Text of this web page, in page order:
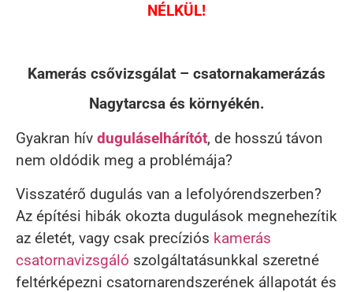
NÉLKÜL!
Kamerás csővizsgálat – csatornakamerázás
Nagytarcsa és környékén.
Gyakran hív duguláselhárítót, de hosszú távon
nem oldódik meg a problémája?
Visszatérő dugulás van a lefolyórendszerben?
Az építési hibák okozta dugulások megnehezítik
az életét, vagy csak precíziós kamerás
csatornavizsgáló szolgáltatásunkkal szeretné
feltérképezni csatornarendszerének állapotát és